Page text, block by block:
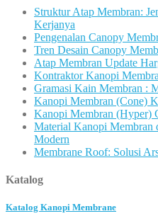
Struktur Atap Membran:
Kerjanya
Pengenalan Canopy
Tren Desain Canopy
Atap Membran Update
Kontraktor Kanopi
Gramasi Kain Membran :
Kanopi Membran (Cone)
Kanopi Membran (Hyper)
Material Kanopi Membran
Modern
Membrane Roof: Solusi
Katalog
Katalog Kanopi Membrane